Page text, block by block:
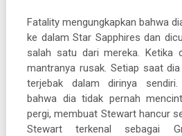
Fatality mengungkapkan bahwa
ke dalam Star Sapphires dan
salah satu dari mereka. Ketika
mantranya rusak. Setiap saat
terjebak dalam dirinya sendiri.
bahwa dia tidak pernah
pergi, membuat Stewart hancur
Stewart terkenal sebagai